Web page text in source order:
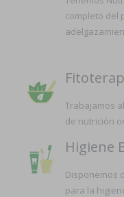
completo del
Trabajamos
de nutrición
Higiene
Disponemos
para la